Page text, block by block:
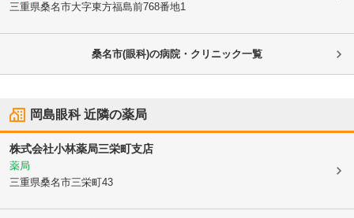
三重県桑名市大字東方福島前768番地1
桑名市(眼科)の病院・クリニック一覧
岡島眼科近隣の薬局
株式会社小林薬局三栄町支店
薬局
三重県桑名市三栄町43